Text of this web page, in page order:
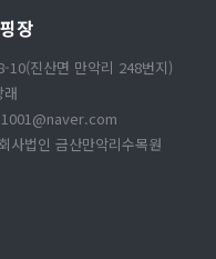
장
10(진산면 만악리 248번지)
래
법인 금산만악리수목원